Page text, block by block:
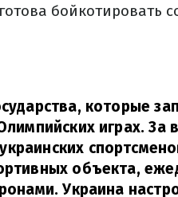
бойкотировать
которые
играх. За
объекта,
Украина